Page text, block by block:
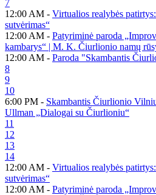
7
12:00 AM - Virtualios realybės
sutvėrimas“
12:00 AM - Patyriminė paroda
kambarys“ | M. K. Čiurlionio namų
12:00 AM - Paroda "Skambantis
8
9
10
6:00 PM - Skambantis Čiurlionio
Ullman „Dialogai su Čiurlioniu“
11
12
13
14
12:00 AM - Virtualios realybės
sutvėrimas“
12:00 AM - Patyriminė paroda